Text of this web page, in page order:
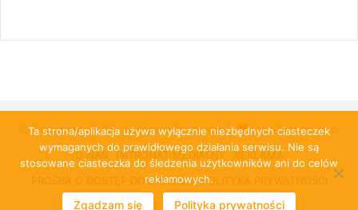
© Copyright 2026, All Rights Reserved | PulsRadomska.pl
O NAS PATRONAT MEDIALNY
REKLAMA
PROŚBA O DOSTĘP DO DANYCH
POLITYKA PRYWATNOŚCI
KONTAKT
CLOUD-KOMBIT
Ta strona/aplikacja używa wyłącznie niezbędnych ciasteczek
wymaganych do prawidłowego działania serwisu. Nie są
stosowane ciasteczka do śledzenia użytkowników ani do celów
reklamowych.
Zgadzam się Polityka prywatności